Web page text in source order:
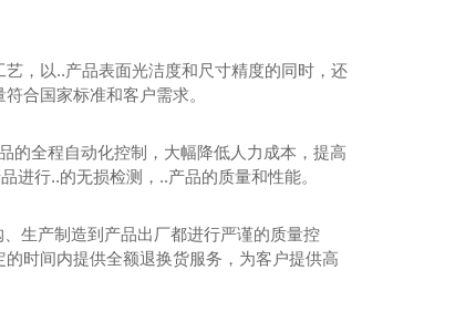
，以..产品表面光洁度和尺寸精度的同时，还
合国家标准和客户需求。
的全程自动化控制，大幅降低人力成本，提高
进行..的无损检测，..产品的质量和性能。
生产制造到产品出厂都进行严谨的质量控
时间内提供全额退换货服务，为客户提供高